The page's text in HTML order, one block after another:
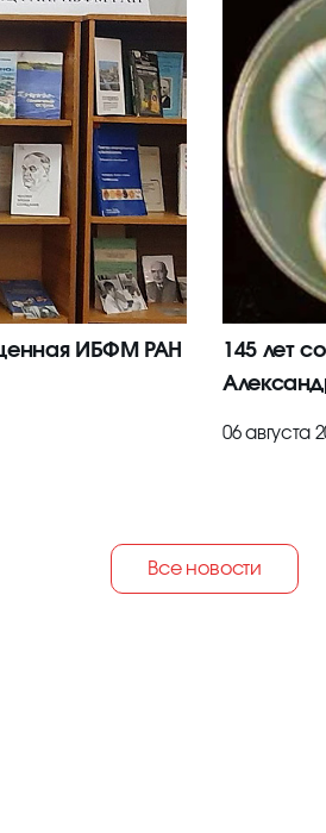
ИБФМ РАН
145 лет
06 августа
Все новости